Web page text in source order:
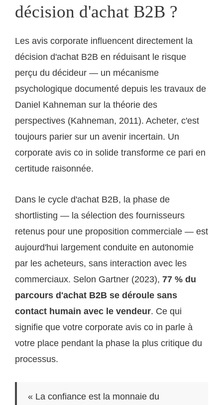
décision d'achat B2B ?
Les avis corporate influencent directement la
décision d'achat B2B en réduisant le risque
perçu du décideur — un mécanisme
psychologique documenté depuis les travaux de
Daniel Kahneman sur la théorie des
perspectives (Kahneman, 2011). Acheter, c'est
toujours parier sur un avenir incertain. Un
corporate avis co in solide transforme ce pari en
certitude raisonnée.
Dans le cycle d'achat B2B, la phase de
shortlisting — la sélection des fournisseurs
retenus pour une proposition commerciale — est
aujourd'hui largement conduite en autonomie
par les acheteurs, sans interaction avec les
commerciaux. Selon Gartner (2023), 77 % du
parcours d'achat B2B se déroule sans
contact humain avec le vendeur. Ce qui
signifie que votre corporate avis co in parle à
votre place pendant la phase la plus critique du
processus.
« La confiance est la monnaie du